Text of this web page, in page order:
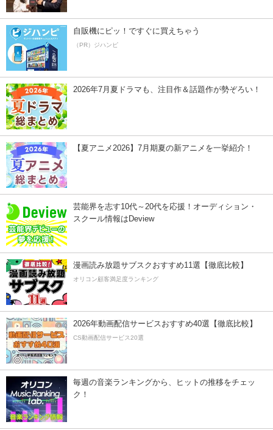
自販機にピッ！ですぐに買えちゃう
（PR）ジハンピ
2026年7月夏ドラマも、注目作＆話題作が勢ぞろい！
【夏アニメ2026】7月期夏の新アニメを一挙紹介！
芸能界を志す10代～20代を応援！オーディション・
スクール情報はDeview
漫画読み放題サブスクおすすめ11選【徹底比較】
オリコン顧客満足度ランキング
2026年動画配信サービスおすすめ40選【徹底比較】
CS動画配信サービス20選
毎週の音楽ランキングから、ヒットの推移をチェッ
ク！